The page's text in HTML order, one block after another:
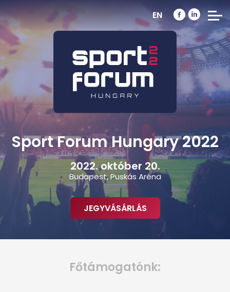
EN
Sport Forum Hungary 2022
2022. október 20.
Budapest, Puskás Aréna
JEGYVÁSÁRLÁS
Főtámogatónk: